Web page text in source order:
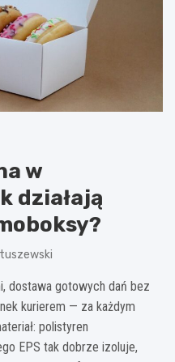
w
działają
dostawa gotowych dań bez
kurierem — za każdym
polistyren
EPS tak dobrze izoluje,